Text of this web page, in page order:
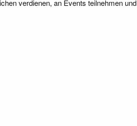
verdienen, an Events teilnehmen und